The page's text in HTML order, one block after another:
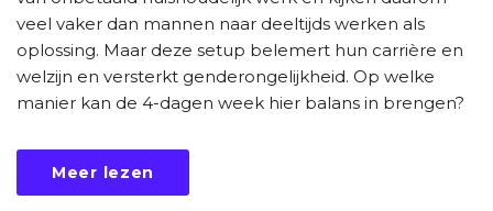
veel vaker dan mannen naar deeltijds werken als
oplossing. Maar deze setup belemert hun carrière en
welzijn en versterkt genderongelijkheid. Op welke
manier kan de 4-dagen week hier balans in brengen?
Meer lezen